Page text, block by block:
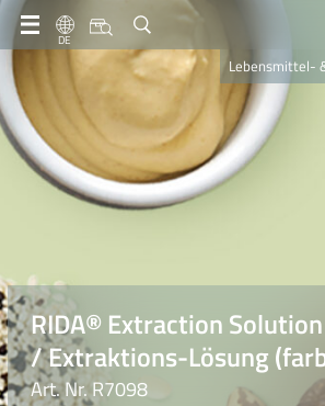
DE
Lebensmittel-
Clinical
R-Biopharm AG
Nutrition Care
RIDA® Extraction
/ Extraktions-Lösung
Art. Nr. R7098